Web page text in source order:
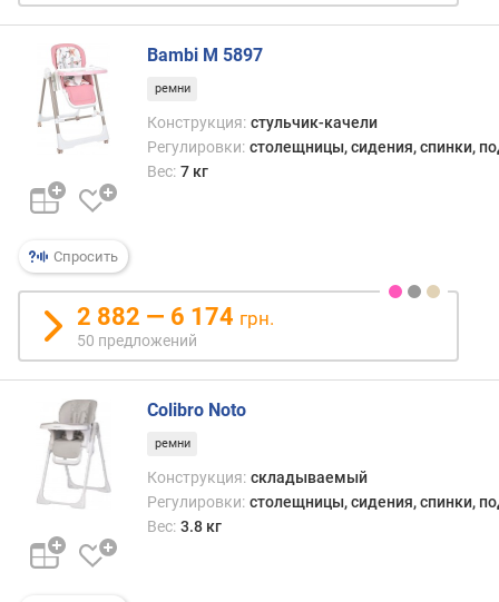
о
о
ж
е
н
и
)
ы
с
о
т
а
п
о
д
н
ж
и
(
Спросить
Bambi M 5897
ремни
Конструкция: стульчик-качели
Регулировки: столещницы, сидения, спинки,
Вес: 7 кг
2 882 — 6 174 грн.
50 предложений
Colibro Noto
ремни
Конструкция: складываемый
Регулировки: столещницы, сидения, спинки,
Вес: 3.8 кг